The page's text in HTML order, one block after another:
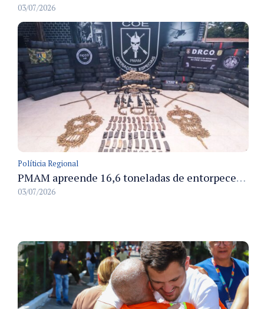
03/07/2026
Políticia Regional
PMAM apreende 16,6 toneladas de entorpecentes e registra aumento nas prisões em flagrante e nas capturas de foragidos no primeiro semestre de 2026
03/07/2026